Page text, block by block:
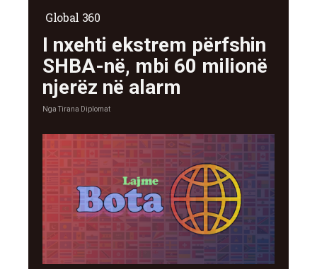
Global 360
I nxehti ekstrem përfshin
SHBA-në, mbi 60 milionë
njerëz në alarm
NgaTirana Diplomat